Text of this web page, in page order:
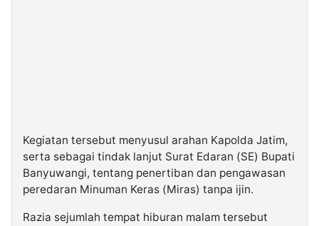
Kegiatan tersebut menyusul arahan Kapolda Jatim,
serta sebagai tindak lanjut Surat Edaran (SE) Bupati
Banyuwangi, tentang penertiban dan pengawasan
peredaran Minuman Keras (Miras) tanpa ijin.
Razia sejumlah tempat hiburan malam tersebut